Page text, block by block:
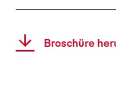
Broschüre